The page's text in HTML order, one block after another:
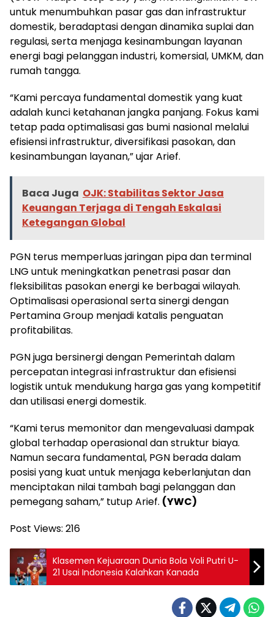
untuk menumbuhkan pasar gas dan infrastruktur
domestik, beradaptasi dengan dinamika suplai dan
regulasi, serta menjaga kesinambungan layanan
energi bagi pelanggan industri, komersial, UMKM, dan
rumah tangga.
“Kami percaya fundamental domestik yang kuat
adalah kunci ketahanan jangka panjang. Fokus kami
tetap pada optimalisasi gas bumi nasional melalui
efisiensi infrastruktur, diversifikasi pasokan, dan
kesinambungan layanan,” ujar Arief.
Baca Juga OJK: Stabilitas Sektor Jasa
Keuangan Terjaga di Tengah Eskalasi
Ketegangan Global
PGN terus memperluas jaringan pipa dan terminal
LNG untuk meningkatkan penetrasi pasar dan
fleksibilitas pasokan energi ke berbagai wilayah.
Optimalisasi operasional serta sinergi dengan
Pertamina Group menjadi katalis penguatan
profitabilitas.
PGN juga bersinergi dengan Pemerintah dalam
percepatan integrasi infrastruktur dan efisiensi
logistik untuk mendukung harga gas yang kompetitif
dan utilisasi energi domestik.
“Kami terus memonitor dan mengevaluasi dampak
global terhadap operasional dan struktur biaya.
Namun secara fundamental, PGN berada dalam
posisi yang kuat untuk menjaga keberlanjutan dan
menciptakan nilai tambah bagi pelanggan dan
pemegang saham,” tutup Arief. (YWC)
Post Views: 216
Klasemen Kejuaraan Dunia Bola Voli Putri U-
21 Usai Indonesia Kalahkan Kanada